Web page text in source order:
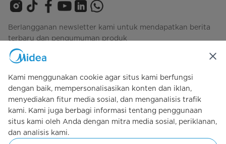
Berlangganan newsletter kami untuk mendapatkan berita
terbaru dan pengumuman produk
Lihat bagaimana kami mengelola data Andaprivacy-
policy
Kami menggunakan cookie agar situs kami berfungsi
dengan baik, mempersonalisasikan konten dan iklan,
menyediakan fitur media sosial, dan menganalisis trafik
kami. Kami juga berbagi informasi tentang penggunaan
situs kami oleh Anda dengan mitra media sosial, periklanan,
dan analisis kami.